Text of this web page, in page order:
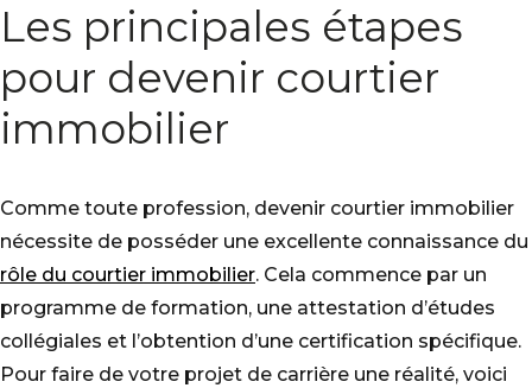
Les principales étapes
pour devenir courtier
immobilier
Comme toute profession, devenir courtier immobilier
nécessite de posséder une excellente connaissance du
rôle du courtier immobilier. Cela commence par un
programme de formation, une attestation d’études
collégiales et l’obtention d’une certification spécifique.
Pour faire de votre projet de carrière une réalité, voici